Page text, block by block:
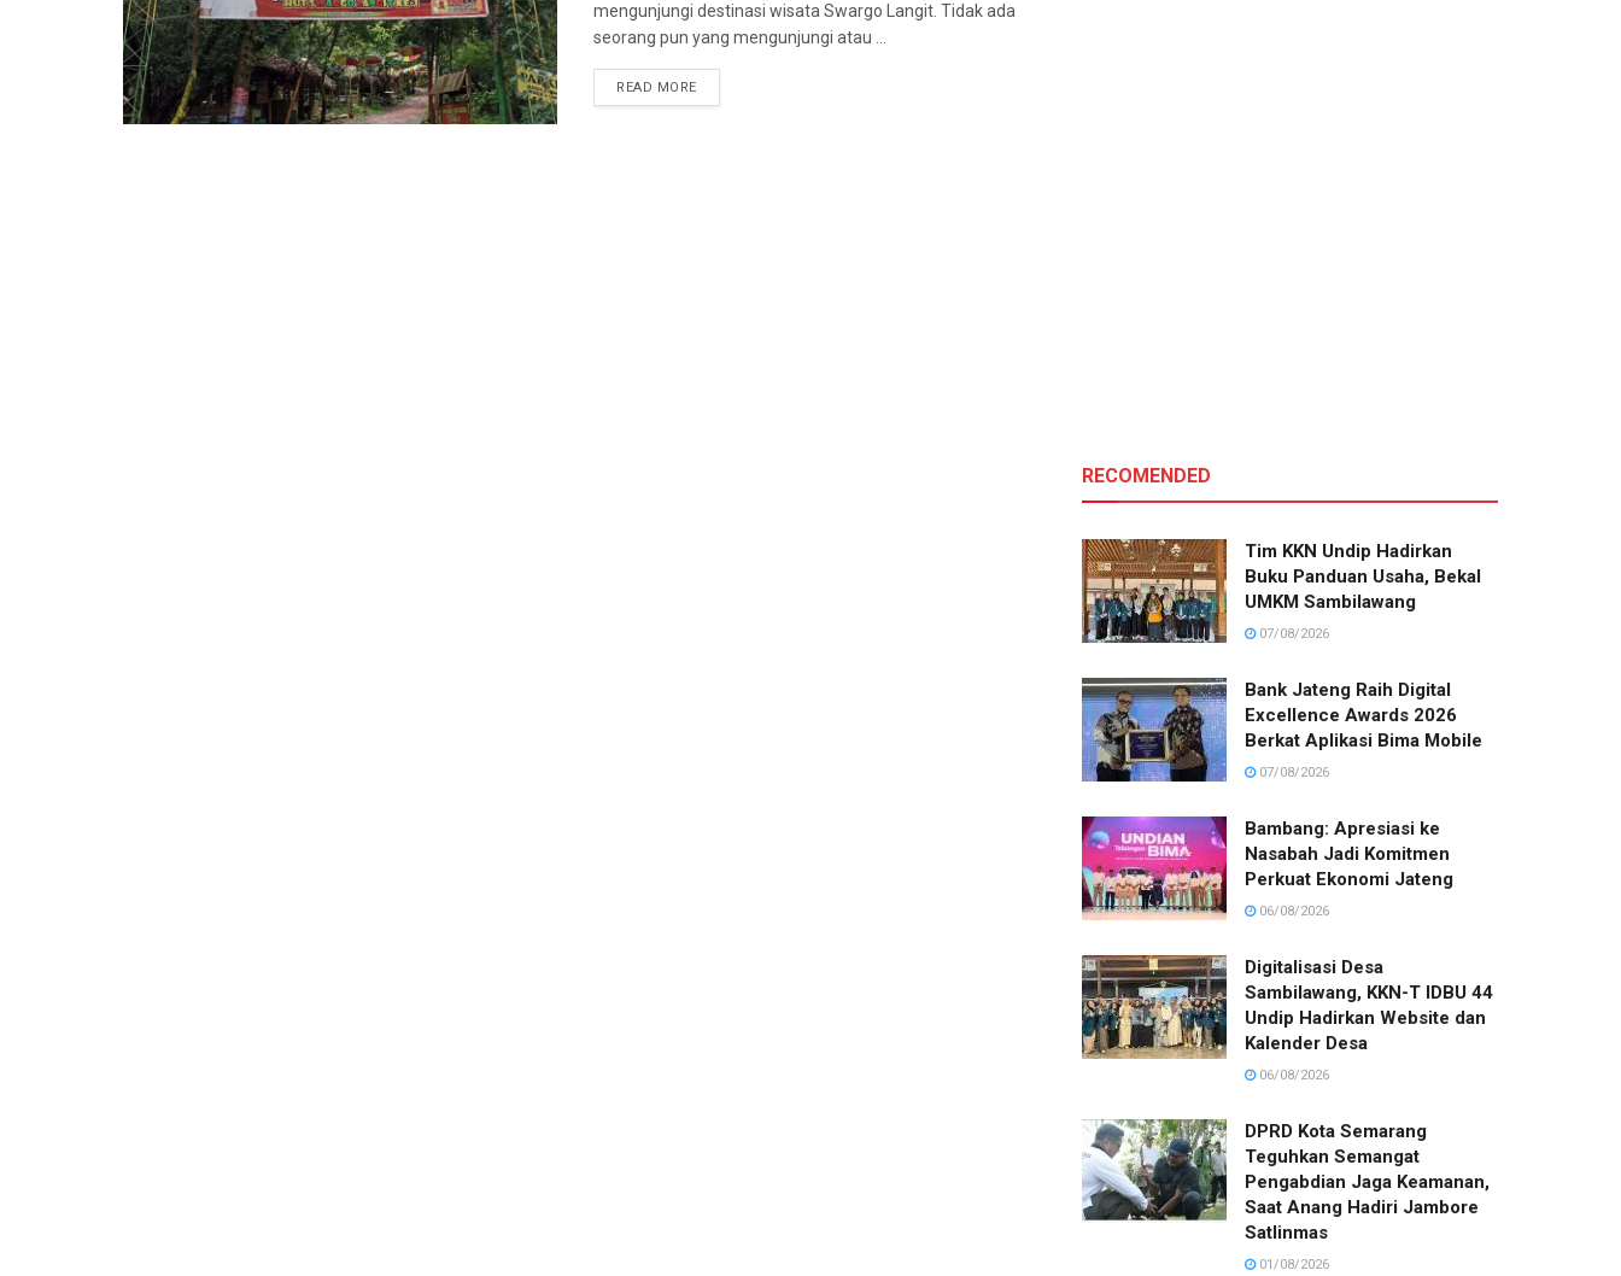
mengunjungi destinasi wisata Swargo Langit. Tidak ada
seorang pun yang mengunjungi atau ...
READ MOREDETAILS
RECOMENDED
Tim KKN Undip Hadirkan
Buku Panduan Usaha, Bekal
UMKM Sambilawang
07/08/2026
Bank Jateng Raih Digital
Excellence Awards 2026
Berkat Aplikasi Bima Mobile
07/08/2026
Bambang: Apresiasi ke
Nasabah Jadi Komitmen
Perkuat Ekonomi Jateng
06/08/2026
Digitalisasi Desa
Sambilawang, KKN-T IDBU 44
Undip Hadirkan Website dan
Kalender Desa
06/08/2026
DPRD Kota Semarang
Teguhkan Semangat
Pengabdian Jaga Keamanan,
Saat Anang Hadiri Jambore
Satlinmas
01/08/2026